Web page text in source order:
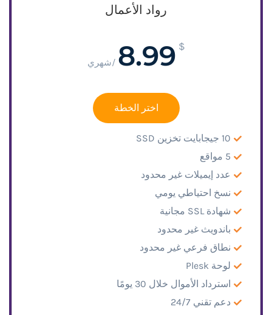
رواد الأعمال
$
8.99 /شهري
10 جيجابايت تخزين SSD
5 مواقع
عدد إيميلات غير محدود
نسخ احتياطي يومي
شهادة SSL مجانية
باندويث غير محدود
نطاق فرعي غير محدود
لوحة Plesk
استرداد الأموال خلال 30 يومًا
دعم تقني 24/7
اختر الخطة